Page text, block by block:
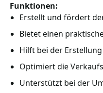
Funktionen:
Erstellt und fördert
Bietet einen
Hilft bei der
Optimiert die
Unterstützt bei der